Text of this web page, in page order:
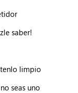
saber!
limpio
seas uno